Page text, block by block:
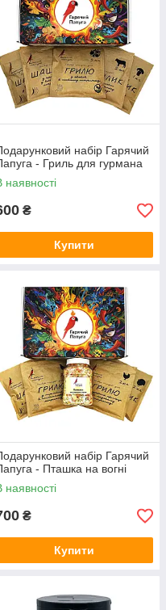
набір Гарячий
- Гриль для гурмана
наявності
₴
Купити
набір Гарячий
- Пташка на вогні
наявності
₴
Купити